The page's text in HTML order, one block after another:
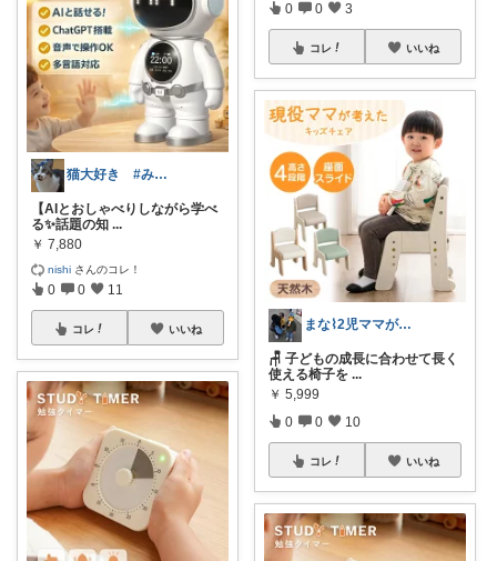
猫大好き #みなさんのお気持ちに感謝
【AIとおしゃべりしながら学べ
る✨話題の知 ...
￥ 7,880
nishi さんのコレ！
0 0 11
コレ いいね
0 0 3
コレ いいね
まな⌇2児ママが目指すゆとりある暮らし
🪑 子どもの成長に合わせて長く
使える椅子を ...
￥ 5,999
0 0 10
コレ いいね